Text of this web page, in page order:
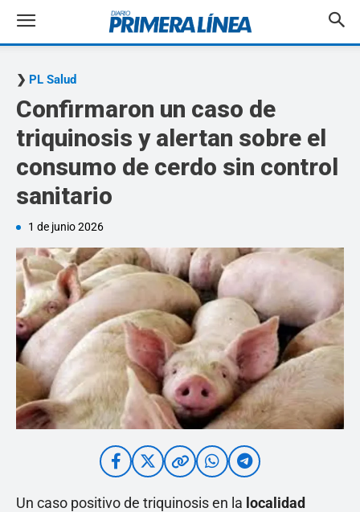
PL Salud
Confirmaron un caso de
triquinosis y alertan sobre el
consumo de cerdo sin control
sanitario
1 de junio 2026
Un caso positivo de triquinosis en la localidad